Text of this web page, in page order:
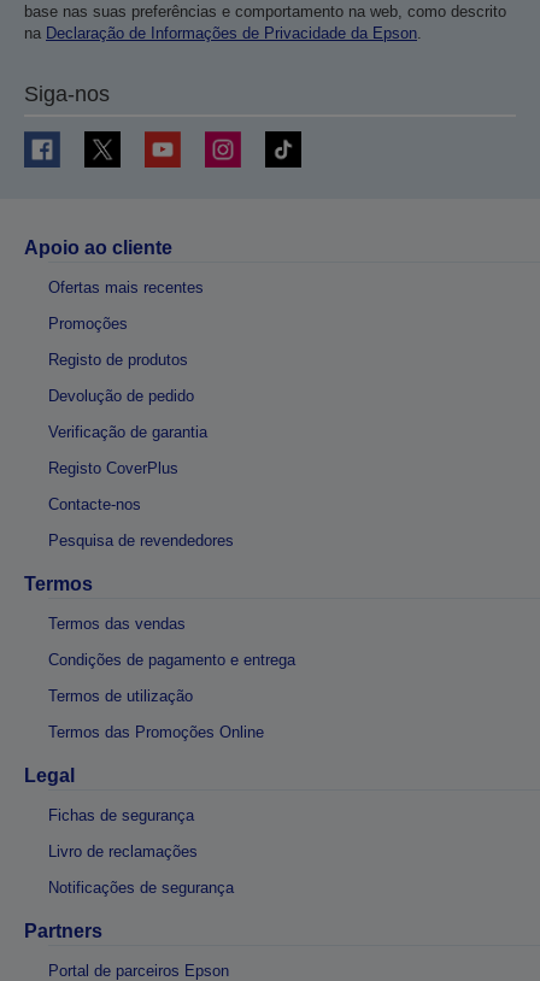
base nas suas preferências e comportamento na web, como descrito
na Declaração de Informações de Privacidade da Epson
Siga-nos
Apoio ao cliente
Ofertas mais recentes
Promoções
Registo de produtos
Devolução de pedido
Verificação de garantia
Registo CoverPlus
Contacte-nos
Pesquisa de revendedores
Termos
Termos das vendas
Condições de pagamento e entrega
Termos de utilização
Termos das Promoções Online
Legal
Fichas de segurança
Livro de reclamações
Notificações de segurança
Partners
Portal de parceiros Epson